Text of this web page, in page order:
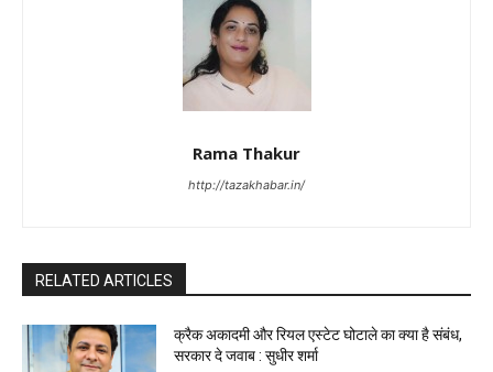
Rama Thakur
http://tazakhabar.in/
RELATED ARTICLES
क्रैक अकादमी और रियल एस्टेट घोटाले का क्या है संबंध,
सरकार दे जवाब : सुधीर शर्मा